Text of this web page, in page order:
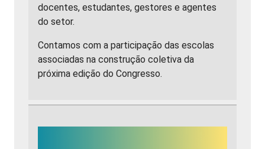
docentes, estudantes, gestores e agentes
do setor.
Contamos com a participação das escolas
associadas na construção coletiva da
próxima edição do Congresso.